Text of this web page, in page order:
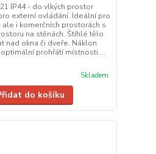
IP44 - do vlkých prostor
externí ovládání. Ideální pro
i komerčních prostorách s
na stěnách. Štíhlé tělo
nad okna či dveře. Náklon
prohřátí místnosti....
Skladem
do košíku